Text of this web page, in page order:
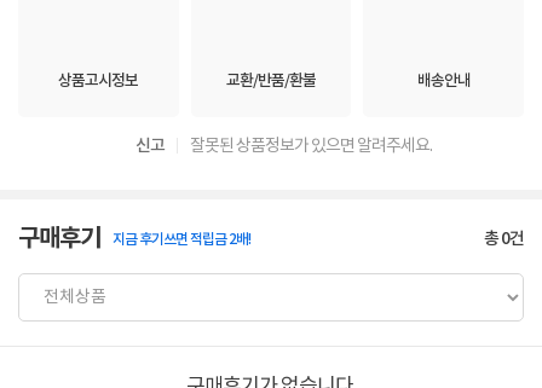
상품고시정보 교환/반품/환불 배송안내
신고 잘못된 상품정보가 있으면 알려주세요.
구매후기 지금 후기쓰면 적립금 2배! 총0건